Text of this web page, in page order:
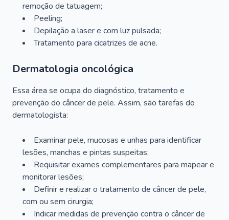
remoção de tatuagem;
Peeling;
Depilação a laser e com luz pulsada;
Tratamento para cicatrizes de acne.
Dermatologia oncológica
Essa área se ocupa do diagnóstico, tratamento e
prevenção do câncer de pele. Assim, são tarefas do
dermatologista:
Examinar pele, mucosas e unhas para identificar
lesões, manchas e pintas suspeitas;
Requisitar exames complementares para mapear e
monitorar lesões;
Definir e realizar o tratamento de câncer de pele,
com ou sem cirurgia;
Indicar medidas de prevenção contra o câncer de